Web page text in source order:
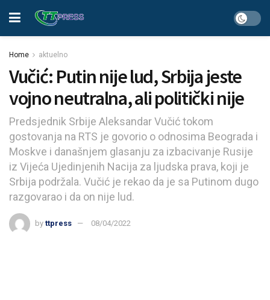
Home aktuelno
Vučić: Putin nije lud, Srbija jeste
vojno neutralna, ali politički nije
Predsjednik Srbije Aleksandar Vučić tokom
gostovanja na RTS je govorio o odnosima Beograda i
Moskve i današnjem glasanju za izbacivanje Rusije
iz Vijeća Ujedinjenih Nacija za ljudska prava, koji je
Srbija podržala. Vučić je rekao da je sa Putinom dugo
razgovarao i da on nije lud.
by ttpress 08/04/2022